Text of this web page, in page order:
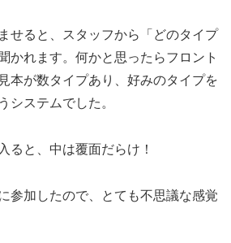
せると、スタッフから「どのタイプ
かれます。 何かと思ったらフロント
本が数タイプあり、好みのタイプを
システムでした。
ると、中は覆面だらけ！
参加したので、とても不思議な感覚